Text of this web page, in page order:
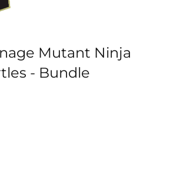
Mutant Ninja
- Bundle